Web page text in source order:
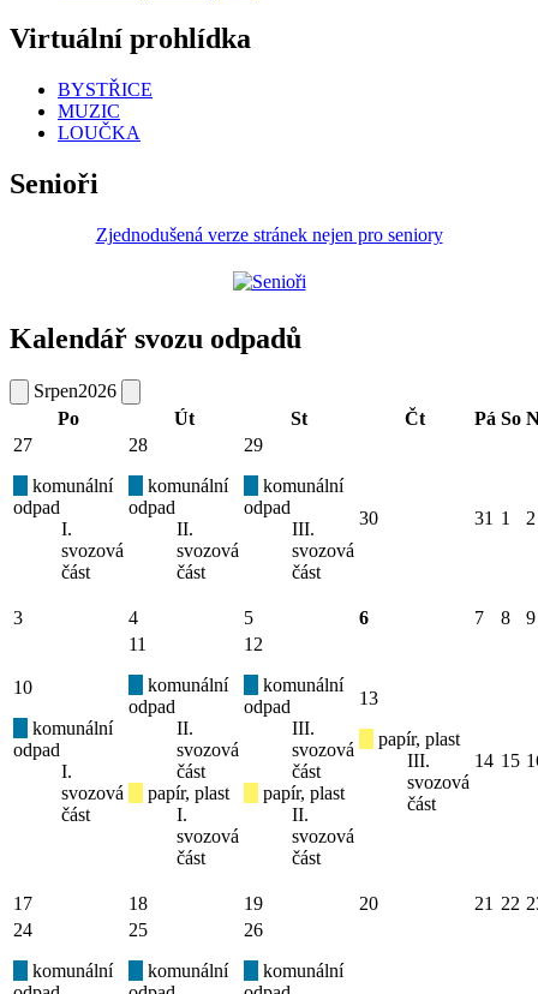
Virtuální prohlídka
BYSTŘICE
MUZIC
LOUČKA
Senioři
Zjednodušená verze stránek nejen pro seniory
Kalendář svozu odpadů
Srpen2026
Po
Út St Čt Pá So
27
komunální
odpad
I.
svozová
část
28
komunální
odpad
II.
svozová
část
29
komunální
odpad
III.
svozová
část
30 31 1 2
3 4 5 6 7 8 9
10
komunální
odpad
I.
svozová
část
11
komunální
odpad
II.
svozová
část
papír, plast
I.
svozová
část
12
komunální
odpad
III.
svozová
část
papír, plast
II.
svozová
část
13
papír, plast
III.
svozová
část
14 15
17 18 19 20 21 22
24
komunální
25
komunální
26
komunální